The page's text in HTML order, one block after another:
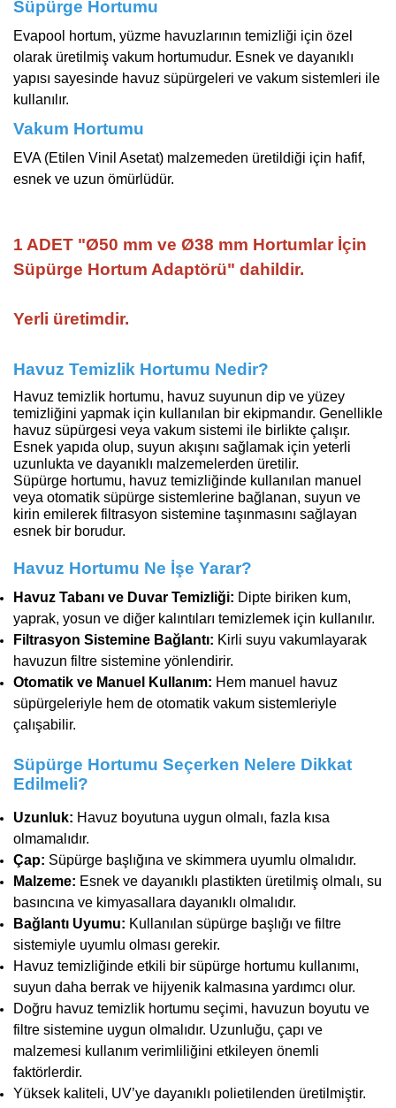
Süpürge Hortumu
Evapool hortum, yüzme havuzlarının temizliği için özel
olarak üretilmiş vakum hortumudur. Esnek ve dayanıklı
yapısı sayesinde havuz süpürgeleri ve vakum sistemleri ile
kullanılır.
Vakum Hortumu
EVA (Etilen Vinil Asetat) malzemeden üretildiği için hafif,
esnek ve uzun ömürlüdür.
1 ADET "Ø50 mm ve Ø38 mm Hortumlar İçin
Süpürge Hortum Adaptörü" dahildir.
Yerli üretimdir.
Havuz Temizlik Hortumu Nedir?
Havuz temizlik hortumu, havuz suyunun dip ve yüzey
temizliğini yapmak için kullanılan bir ekipmandır. Genellikle
havuz süpürgesi veya vakum sistemi ile birlikte çalışır.
Esnek yapıda olup, suyun akışını sağlamak için yeterli
uzunlukta ve dayanıklı malzemelerden üretilir.
Süpürge hortumu, havuz temizliğinde kullanılan manuel
veya otomatik süpürge sistemlerine bağlanan, suyun ve
kirin emilerek filtrasyon sistemine taşınmasını sağlayan
esnek bir borudur.
Havuz Hortumu Ne İşe Yarar?
Havuz Tabanı ve Duvar Temizliği: Dipte biriken kum,
yaprak, yosun ve diğer kalıntıları temizlemek için kullanılır.
Filtrasyon Sistemine Bağlantı: Kirli suyu vakumlayarak
havuzun filtre sistemine yönlendirir.
Otomatik ve Manuel Kullanım: Hem manuel havuz
süpürgeleriyle hem de otomatik vakum sistemleriyle
çalışabilir.
Süpürge Hortumu Seçerken Nelere Dikkat
Edilmeli?
Uzunluk: Havuz boyutuna uygun olmalı, fazla kısa
olmamalıdır.
Çap: Süpürge başlığına ve skimmera uyumlu olmalıdır.
Malzeme: Esnek ve dayanıklı plastikten üretilmiş olmalı, su
basıncına ve kimyasallara dayanıklı olmalıdır.
Bağlantı Uyumu: Kullanılan süpürge başlığı ve filtre
sistemiyle uyumlu olması gerekir.
Havuz temizliğinde etkili bir süpürge hortumu kullanımı,
suyun daha berrak ve hijyenik kalmasına yardımcı olur.
Doğru havuz temizlik hortumu seçimi, havuzun boyutu ve
filtre sistemine uygun olmalıdır. Uzunluğu, çapı ve
malzemesi kullanım verimliliğini etkileyen önemli
faktörlerdir.
Yüksek kaliteli, UV’ye dayanıklı polietilenden üretilmiştir.